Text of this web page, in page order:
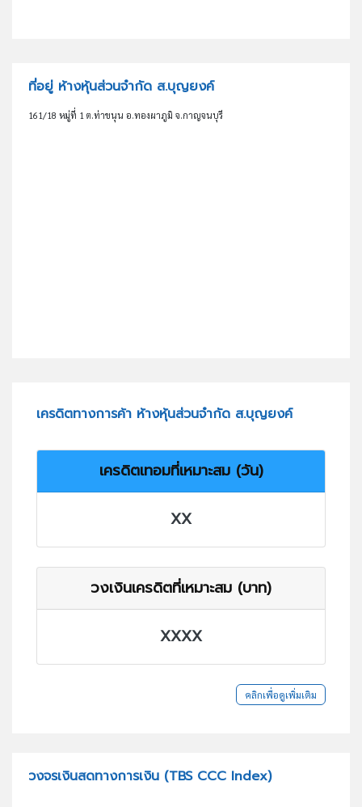
ที่อยู่ ห้างหุ้นส่วนจำกัด ส.บุญยงค์
161/18 หมู่ที่ 1 ต.ท่าขนุน อ.ทองผาภูมิ จ.กาญจนบุรี
เครดิตทางการค้า ห้างหุ้นส่วนจำกัด ส.บุญยงค์
เครดิตเทอมที่เหมาะสม (วัน)
XX
วงเงินเครดิตที่เหมาะสม (บาท)
XXXX
คลิกเพื่อดูเพิ่มเติม
วงจรเงินสดทางการเงิน (TBS CCC Index)